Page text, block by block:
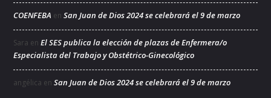
COENFEBA en San Juan de Dios 2024 se celebrará el 9 de marzo
Sara en El SES publica la elección de plazas de Enfermera/o
Especialista del Trabajo y Obstétrico-Ginecológico
angélica en San Juan de Dios 2024 se celebrará el 9 de marzo